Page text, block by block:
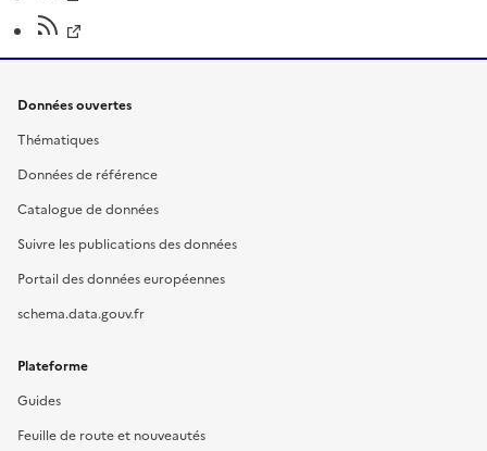
Données ouvertes
Thématiques
Données de référence
Catalogue de données
Suivre les publications des données
Portail des données européennes
schema.data.gouv.fr
Plateforme
Guides
Feuille de route et nouveautés